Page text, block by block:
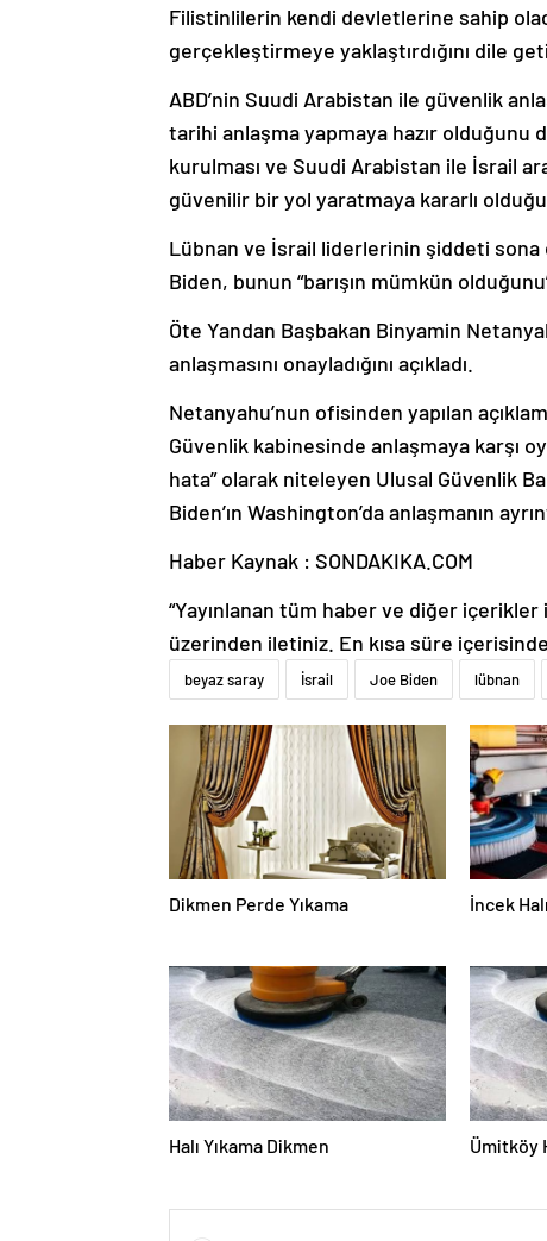
Filistinlilerin kendi devletlerine sahip
gerçekleştirmeye yaklaştırdığını dile
ABD’nin Suudi Arabistan ile güvenlik
tarihi anlaşma yapmaya hazır olduğunu
kurulması ve Suudi Arabistan ile İsrail
güvenilir bir yol yaratmaya kararlı
Lübnan ve İsrail liderlerinin şiddeti sona
Biden, bunun “barışın mümkün
Öte Yandan Başbakan Binyamin
anlaşmasını onayladığını açıkladı.
Netanyahu’nun ofisinden yapılan
Güvenlik kabinesinde anlaşmaya karşı
hata” olarak niteleyen Ulusal Güvenlik
Biden’ın Washington’da anlaşmanın
Haber Kaynak : SONDAKIKA.COM
“Yayınlanan tüm haber ve diğer
üzerinden iletiniz. En kısa süre
beyaz saray İsrail Joe Biden lübnan
Dikmen Perde Yıkama İncek
Halı Yıkama Dikmen Ümitköy